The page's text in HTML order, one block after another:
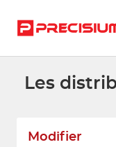
RÉSEAU
Les
Modifier